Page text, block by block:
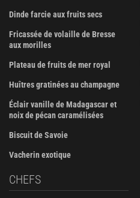
Dinde farcie aux fruits secs
Fricassée de volaille de Bresse
aux morilles
Plateau de fruits de mer royal
Huîtres gratinées au champagne
Éclair vanille de Madagascar et
noix de pécan caramélisées
Biscuit de Savoie
Vacherin exotique
CHEFS